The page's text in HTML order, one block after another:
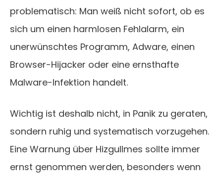
problematisch: Man weiß nicht sofort, ob es
sich um einen harmlosen Fehlalarm, ein
unerwünschtes Programm, Adware, einen
Browser-Hijacker oder eine ernsthafte
Malware-Infektion handelt.
Wichtig ist deshalb nicht, in Panik zu geraten,
sondern ruhig und systematisch vorzugehen.
Eine Warnung über Hizgullmes sollte immer
ernst genommen werden, besonders wenn